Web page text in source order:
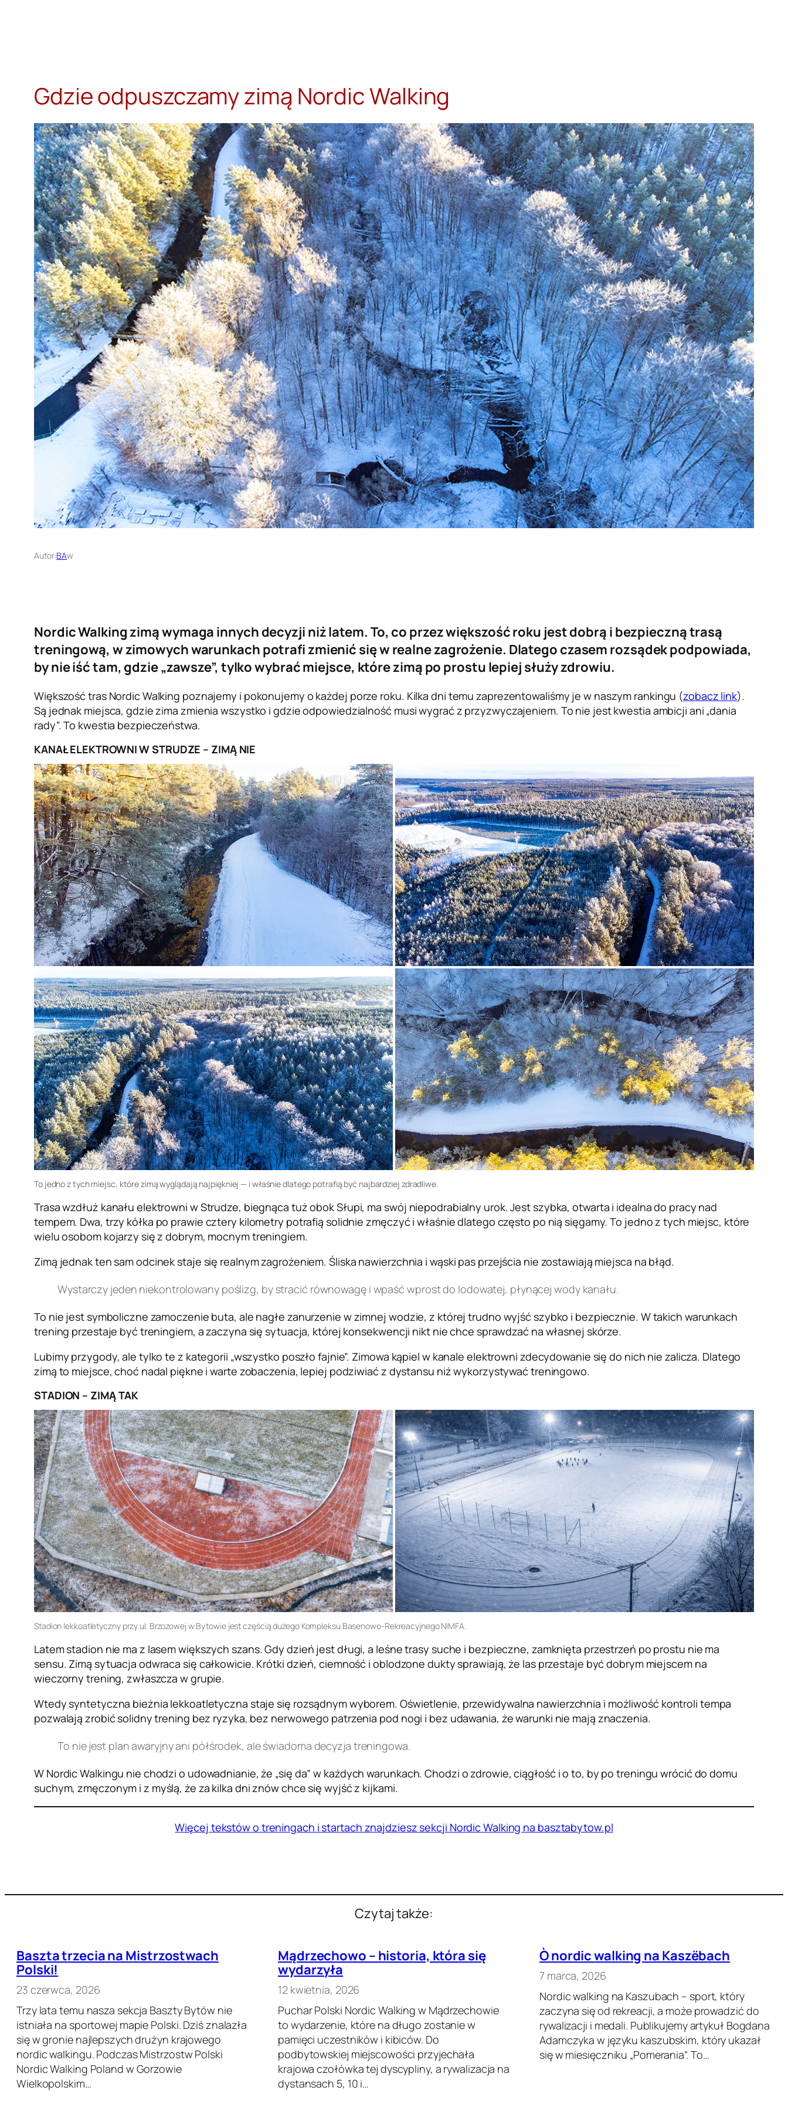
treściGdzie odpuszczamy zimą Nordic Walking
Autor:BAw
Nordic Walking zimą wymaga innych decyzji niż latem. To, co przez większość roku jest dobrą i bezpieczną trasą
treningową, w zimowych warunkach potrafi zmienić się w realne zagrożenie. Dlatego czasem rozsądek podpowiada,
by nie iść tam, gdzie „zawsze”, tylko wybrać miejsce, które zimą po prostu lepiej służy zdrowiu.
Większość tras Nordic Walking poznajemy i pokonujemy o każdej porze roku. Kilka dni temu zaprezentowaliśmy je w naszym rankingu (zobacz link).
Są jednak miejsca, gdzie zima zmienia wszystko i gdzie odpowiedzialność musi wygrać z przyzwyczajeniem. To nie jest kwestia ambicji ani „dania
rady”. To kwestia bezpieczeństwa.
KANAŁ ELEKTROWNI W STRUDZE – ZIMĄ NIE
To jedno z tych miejsc, które zimą wyglądają najpiękniej — i właśnie dlatego potrafią być najbardziej zdradliwe.
Trasa wzdłuż kanału elektrowni w Strudze, biegnąca tuż obok Słupi, ma swój niepodrabialny urok. Jest szybka, otwarta i idealna do pracy nad
tempem. Dwa, trzy kółka po prawie cztery kilometry potrafią solidnie zmęczyć i właśnie dlatego często po nią sięgamy. To jedno z tych miejsc, które
wielu osobom kojarzy się z dobrym, mocnym treningiem.
Zimą jednak ten sam odcinek staje się realnym zagrożeniem. Śliska nawierzchnia i wąski pas przejścia nie zostawiają miejsca na błąd.
Wystarczy jeden niekontrolowany poślizg, by stracić równowagę i wpaść wprost do lodowatej, płynącej wody kanału.
To nie jest symboliczne zamoczenie buta, ale nagłe zanurzenie w zimnej wodzie, z której trudno wyjść szybko i bezpiecznie. W takich warunkach
trening przestaje być treningiem, a zaczyna się sytuacja, której konsekwencji nikt nie chce sprawdzać na własnej skórze.
Lubimy przygody, ale tylko te z kategorii „wszystko poszło fajnie”. Zimowa kąpiel w kanale elektrowni zdecydowanie się do nich nie zalicza. Dlatego
zimą to miejsce, choć nadal piękne i warte zobaczenia, lepiej podziwiać z dystansu niż wykorzystywać treningowo.
STADION – ZIMĄ TAK
Stadion lekkoatletyczny przy ul. Brzozowej w Bytowie jest częścią dużego Kompleksu Basenowo-Rekreacyjnego NIMFA.
Latem stadion nie ma z lasem większych szans. Gdy dzień jest długi, a leśne trasy suche i bezpieczne, zamknięta przestrzeń po prostu nie ma
sensu. Zimą sytuacja odwraca się całkowicie. Krótki dzień, ciemność i oblodzone dukty sprawiają, że las przestaje być dobrym miejscem na
wieczorny trening, zwłaszcza w grupie.
Wtedy syntetyczna bieżnia lekkoatletyczna staje się rozsądnym wyborem. Oświetlenie, przewidywalna nawierzchnia i możliwość kontroli tempa
pozwalają zrobić solidny trening bez ryzyka, bez nerwowego patrzenia pod nogi i bez udawania, że warunki nie mają znaczenia.
To nie jest plan awaryjny ani półśrodek, ale świadoma decyzja treningowa.
W Nordic Walkingu nie chodzi o udowadnianie, że „się da” w każdych warunkach. Chodzi o zdrowie, ciągłość i o to, by po treningu wrócić do domu
suchym, zmęczonym i z myślą, że za kilka dni znów chce się wyjść z kijkami.
Więcej tekstów o treningach i startach znajdziesz sekcji Nordic Walking na basztabytow.pl
Czytaj także:
Baszta trzecia na Mistrzostwach
Polski!
23 czerwca, 2026
Trzy lata temu nasza sekcja Baszty Bytów nie
istniała na sportowej mapie Polski. Dziś znalazła
się w gronie najlepszych drużyn krajowego
nordic walkingu. Podczas Mistrzostw Polski
Nordic Walking Poland w Gorzowie
Wielkopolskim…
Mądrzechowo – historia, która się
wydarzyła
12 kwietnia, 2026
Puchar Polski Nordic Walking w Mądrzechowie
to wydarzenie, które na długo zostanie w
pamięci uczestników i kibiców. Do
podbytowskiej miejscowości przyjechała
krajowa czołówka tej dyscypliny, a rywalizacja na
dystansach 5, 10 i…
Ò nordic walking na Kaszëbach
7 marca, 2026
Nordic walking na Kaszubach – sport, który
zaczyna się od rekreacji, a może prowadzić do
rywalizacji i medali. Publikujemy artykuł Bogdana
Adamczyka w języku kaszubskim, który ukazał
się w miesięczniku „Pomerania”. To…